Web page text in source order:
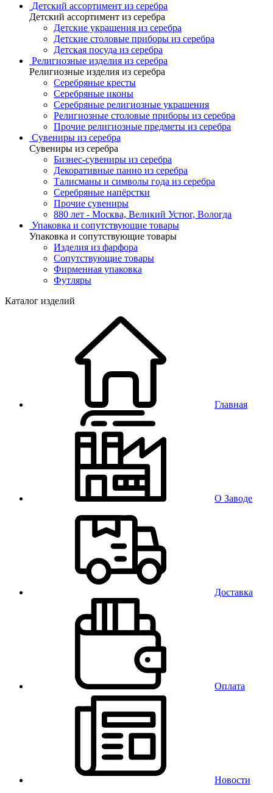
Детский ассортимент из серебра
Детский ассортимент из серебра
Детские украшения из серебра
Детские столовые приборы из серебра
Детская посуда из серебра
Религиозные изделия из серебра
Религиозные изделия из серебра
Серебряные кресты
Серебряные иконы
Серебряные религиозные украшения
Религиозные столовые приборы из серебра
Прочие религиозные предметы из серебра
Сувениры из серебра
Сувениры из серебра
Бизнес-сувениры из серебра
Декоративные панно из серебра
Талисманы и символы года из серебра
Серебряные напёрстки
Прочие сувениры
880 лет - Москва, Великий Устюг, Вологда
Упаковка и сопутствующие товары
Упаковка и сопутствующие товары
Изделия из фарфора
Сопутствующие товары
Фирменная упаковка
Футляры
Каталог изделий
Главная
О Заводе
Доставка
Оплата
Новости